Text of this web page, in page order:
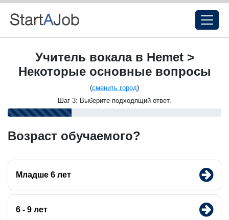
Учитель вокала в Hemet >
Некоторые основные вопросы
(сменить город)
Шаг 3: Выберите подходящий ответ.
Возраст обучаемого?
Младше 6 лет
6 - 9 лет